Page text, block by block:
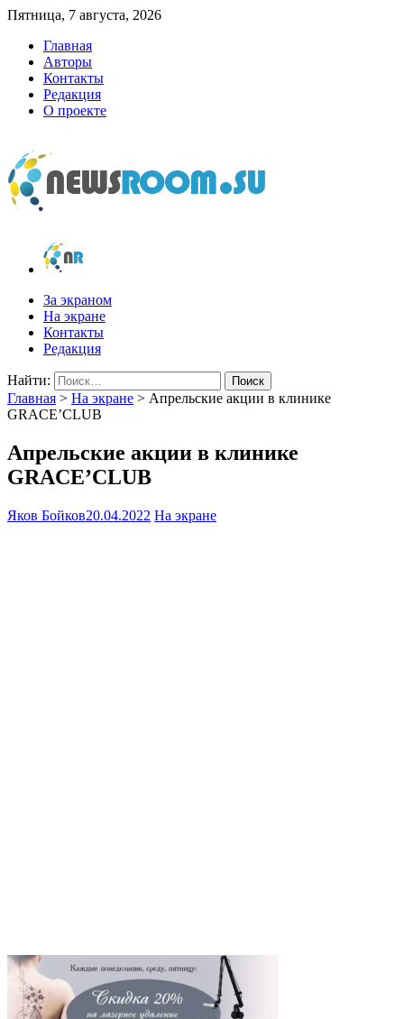
Пятница, 7 августа, 2026
Главная
Авторы
Контакты
Редакция
О проекте
newsroom.su
Новости о новостях
За экраном
На экране
Контакты
Редакция
Найти:
Главная > На экране > Апрельские акции в клинике
GRACE’CLUB
Апрельские акции в клинике
GRACE’CLUB
Яков Бойков20.04.2022 На экране